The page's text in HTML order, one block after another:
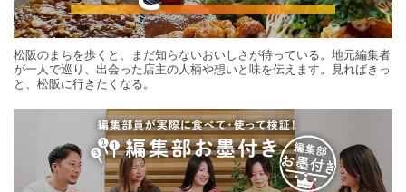
松阪のまちを歩くと、まだ知らないおいしさが待っている。地元編集者
が一人で巡り、出会った店主の人柄や想いと味を伝えます。見ればきっ
と、松阪に行きたくなる。